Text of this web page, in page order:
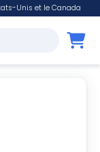
Unis et le Canada